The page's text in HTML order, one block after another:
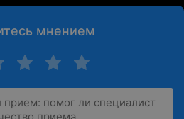
мнением